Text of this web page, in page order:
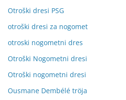
Otroški dresi PSG
otroški dresi za nogomet
otroski nogometni dres
Otroški Nogometni dresi
Otroški nogometni dresi
Ousmane Dembélé tröja